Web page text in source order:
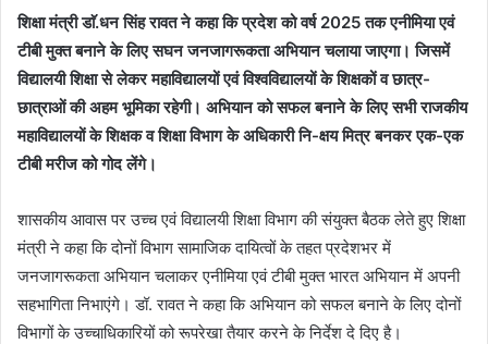
शिक्षा मंत्री डाॅ.धन सिंह रावत ने कहा कि प्रदेश को वर्ष 2025 तक एनीमिया एवं
टीबी मुक्त बनाने के लिए सघन जनजागरूकता अभियान चलाया जाएगा। जिसमें
विद्यालयी शिक्षा से लेकर महाविद्यालयों एवं विश्वविद्यालयों के शिक्षकों व छात्र-
छात्राओं की अहम भूमिका रहेगी। अभियान को सफल बनाने के लिए सभी राजकीय
महाविद्यालयों के शिक्षक व शिक्षा विभाग के अधिकारी नि-क्षय मित्र बनकर एक-एक
टीबी मरीज को गोद लेंगे।
शासकीय आवास पर उच्च एवं विद्यालयी शिक्षा विभाग की संयुक्त बैठक लेते हुए शिक्षा
मंत्री ने कहा कि दोनों विभाग सामाजिक दायित्वों के तहत प्रदेशभर में
जनजागरूकता अभियान चलाकर एनीमिया एवं टीबी मुक्त भारत अभियान में अपनी
सहभागिता निभाएंगे। डॉ. रावत ने कहा कि अभियान को सफल बनाने के लिए दोनों
विभागों के उच्चाधिकारियों को रूपरेखा तैयार करने के निर्देश दे दिए है।